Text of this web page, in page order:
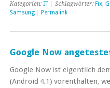
Kategorien: IT | Schlagwörter: Fix,
Samsung
Permalink
Google Now
Google Now ist eigentlich
(Android 4.1) vorenthalten,